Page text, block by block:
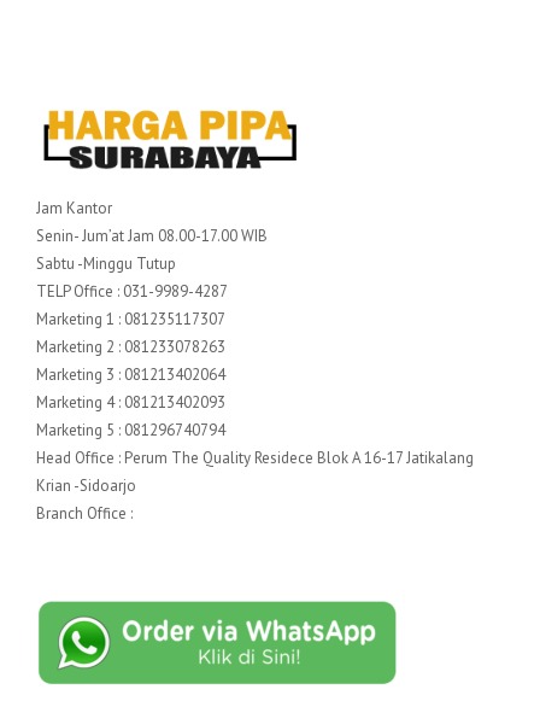
Jam Kantor
Senin- Jum’at Jam 08.00-17.00 WIB
Sabtu -Minggu Tutup
TELP Office : 031-9989-4287
Marketing 1 : 081235117307
Marketing 2 : 081233078263
Marketing 3 : 081213402064
Marketing 4 : 081213402093
Marketing 5 : 081296740794
Head Office : Perum The Quality Residece Blok A 16-17 Jatikalang
Krian -Sidoarjo
Branch Office :